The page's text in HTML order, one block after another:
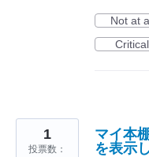
Not at
Critical
マイ本
を表示
1
投票数：